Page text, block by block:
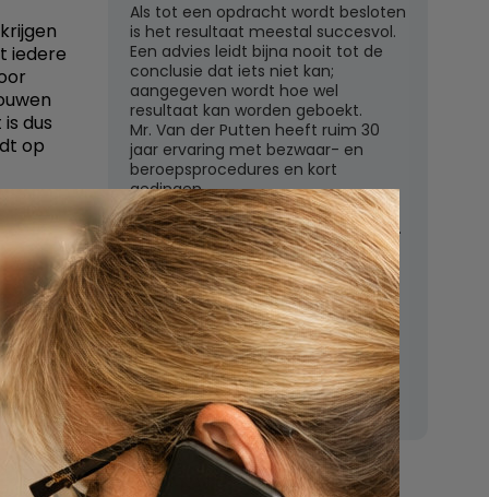
iedere
dus
op
van
Als tot een opdracht wordt besloten
is het resultaat meestal succesvol.
Een advies leidt bijna nooit tot de
conclusie dat iets niet kan;
aangegeven wordt hoe wel
resultaat kan worden geboekt.
Mr. Van der Putten heeft ruim 30
jaar ervaring met bezwaar- en
beroepsprocedures en kort
gedingen.
Juridisch adviesbureau mr. W.G.H.M.
van der Putten c.s.
Zutphensestraatweg 7
6881 WN Velp (Gld)
E-mail:
mr.vanderputten@gmail.com